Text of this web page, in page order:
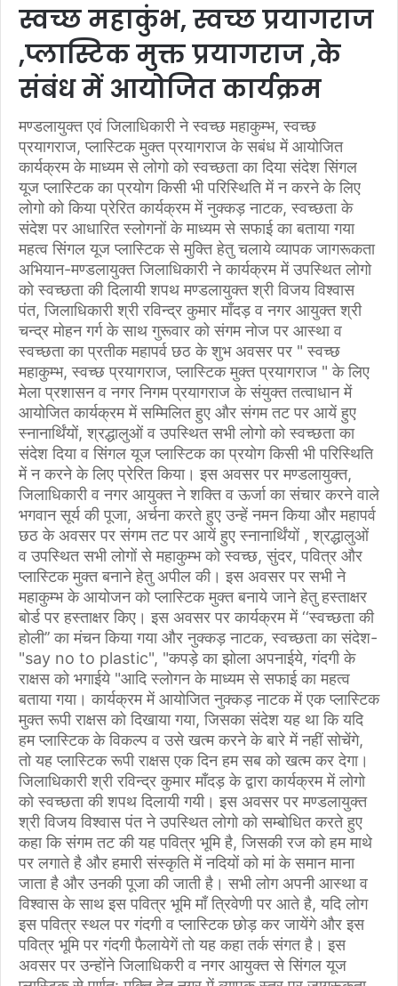
स्वच्छ महाकुंभ, स्वच्छ प्रयागराज
,प्लास्टिक मुक्त प्रयागराज ,के
संबंध में आयोजित कार्यक्रम
मण्डलायुक्त एवं जिलाधिकारी ने स्वच्छ महाकुम्भ, स्वच्छ
प्रयागराज, प्लास्टिक मुक्त प्रयागराज के सबंध में आयोजित
कार्यक्रम के माध्यम से लोगो को स्वच्छता का दिया संदेश सिंगल
यूज प्लास्टिक का प्रयोग किसी भी परिस्थिति में न करने के लिए
लोगो को किया प्रेरित कार्यक्रम में नुक्कड़ नाटक, स्वच्छता के
संदेश पर आधारित स्लोगनों के माध्यम से सफाई का बताया गया
महत्व सिंगल यूज प्लास्टिक से मुक्ति हेतु चलाये व्यापक जागरूकता
अभियान-मण्डलायुक्त जिलाधिकारी ने कार्यक्रम में उपस्थित लोगो
को स्वच्छता की दिलायी शपथ मण्डलायुक्त श्री विजय विश्वास
पंत, जिलाधिकारी श्री रविन्द्र कुमार माँदड़ व नगर आयुक्त श्री
चन्द्र मोहन गर्ग के साथ गुरूवार को संगम नोज पर आस्था व
स्वच्छता का प्रतीक महापर्व छठ के शुभ अवसर पर " स्वच्छ
महाकुम्भ, स्वच्छ प्रयागराज, प्लास्टिक मुक्त प्रयागराज " के लिए
मेला प्रशासन व नगर निगम प्रयागराज के संयुक्त तत्वाधान में
आयोजित कार्यक्रम में सम्मिलित हुए और संगम तट पर आयें हुए
स्नानार्थिंयों, श्रद्धालुओं व उपस्थित सभी लोगो को स्वच्छता का
संदेश दिया व सिंगल यूज प्लास्टिक का प्रयोग किसी भी परिस्थिति
में न करने के लिए प्रेरित किया। इस अवसर पर मण्डलायुक्त,
जिलाधिकारी व नगर आयुक्त ने शक्ति व ऊर्जा का संचार करने वाले
भगवान सूर्य की पूजा, अर्चना करते हुए उन्हें नमन किया और महापर्व
छठ के अवसर पर संगम तट पर आयें हुए स्नानार्थिंयों , श्रद्धालुओं
व उपस्थित सभी लोगों से महाकुम्भ को स्वच्छ, सुंदर, पवित्र और
प्लास्टिक मुक्त बनाने हेतु अपील की। इस अवसर पर सभी ने
महाकुम्भ के आयोजन को प्लास्टिक मुक्त बनाये जाने हेतु हस्ताक्षर
बोर्ड पर हस्ताक्षर किए। इस अवसर पर कार्यक्रम में ‘‘स्वच्छता की
होली’’ का मंचन किया गया और नुक्कड़ नाटक, स्वच्छता का संदेश-
"say no to plastic", "कपड़े का झोला अपनाईये, गंदगी के
राक्षस को भगाईये "आदि स्लोगन के माध्यम से सफाई का महत्व
बताया गया। कार्यक्रम में आयोजित नुक्कड़ नाटक में एक प्लास्टिक
मुक्त रूपी राक्षस को दिखाया गया, जिसका संदेश यह था कि यदि
हम प्लास्टिक के विकल्प व उसे खत्म करने के बारे में नहीं सोचेंगे,
तो यह प्लास्टिक रूपी राक्षस एक दिन हम सब को खत्म कर देगा।
जिलाधिकारी श्री रविन्द्र कुमार माँदड़ के द्वारा कार्यक्रम में लोगो
को स्वच्छता की शपथ दिलायी गयी। इस अवसर पर मण्डलायुक्त
श्री विजय विश्वास पंत ने उपस्थित लोगो को सम्बोधित करते हुए
कहा कि संगम तट की यह पवित्र भूमि है, जिसकी रज को हम माथे
पर लगाते है और हमारी संस्कृति में नदियों को मां के समान माना
जाता है और उनकी पूजा की जाती है। सभी लोग अपनी आस्था व
विश्वास के साथ इस पवित्र भूमि माँ त्रिवेणी पर आते है, यदि लोग
इस पवित्र स्थल पर गंदगी व प्लास्टिक छोड़ कर जायेंगे और इस
पवित्र भूमि पर गंदगी फैलायेगें तो यह कहा तर्क संगत है। इस
अवसर पर उन्होंने जिलाधिकरी व नगर आयुक्त से सिंगल यूज